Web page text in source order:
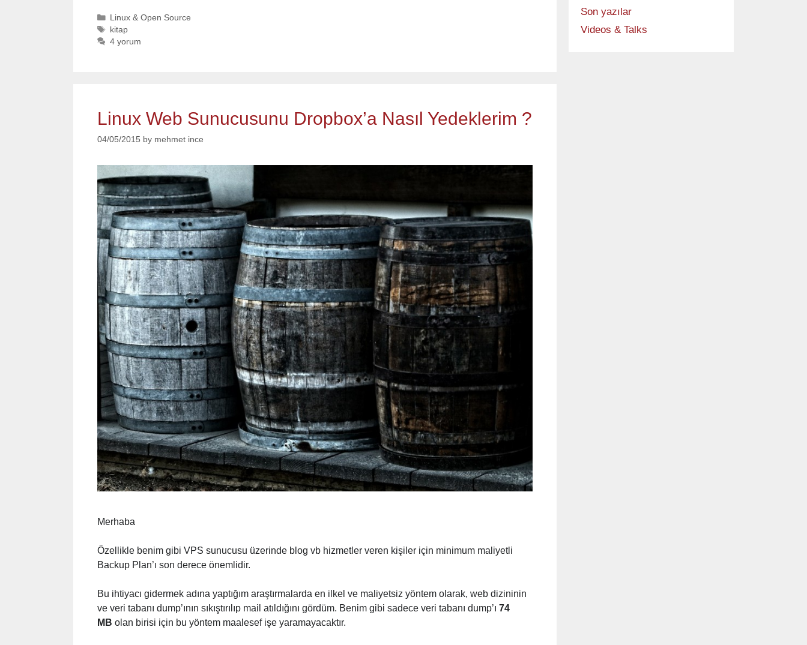
Categories
Linux & Open Source
Tags
kitap
4 yorum
Linux Web Sunucusunu Dropbox’a Nasıl Yedeklerim ?
04/05/2015 by mehmet ince
Merhaba
Özellikle benim gibi VPS sunucusu üzerinde blog vb hizmetler veren kişiler için minimum maliyetli
Backup Plan’ı son derece önemlidir.
Bu ihtiyacı gidermek adına yaptığım araştırmalarda en ilkel ve maliyetsiz yöntem olarak, web dizininin
ve veri tabanı dump’ının sıkıştırılıp mail atıldığını gördüm. Benim gibi sadece veri tabanı dump’ı 74
MB olan birisi için bu yöntem maalesef işe yaramayacaktır.
Son yazılar
Videos & Talks